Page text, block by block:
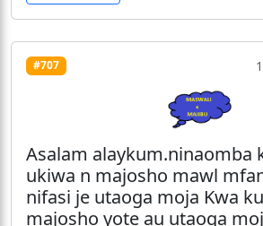
#707
Asalam alaykum.ninaomba
ukiwa n majosho mawl
nifasi je utaoga moja Kwa
majosho yote au utaoga